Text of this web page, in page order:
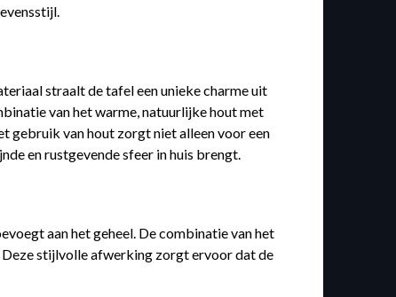
straalt de tafel een unieke charme uit
van het warme, natuurlijke hout met
gebruik van hout zorgt niet alleen voor een
en rustgevende sfeer in huis brengt.
aan het geheel. De combinatie van het
stijlvolle afwerking zorgt ervoor dat de